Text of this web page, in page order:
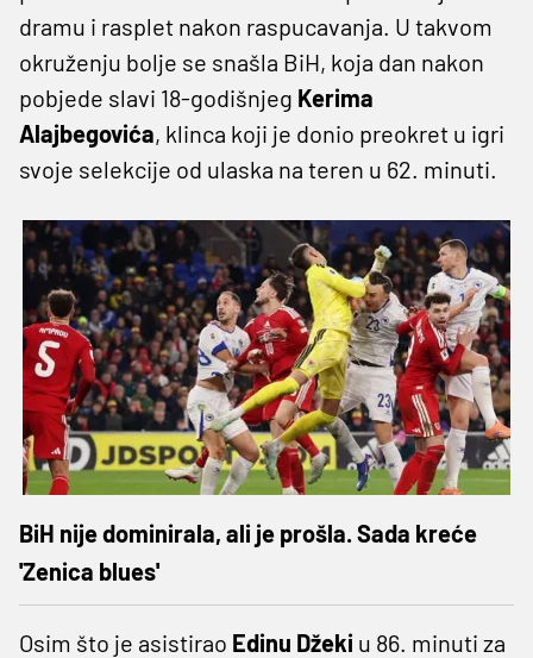
dramu i rasplet nakon raspucavanja. U takvom
okruženju bolje se snašla BiH, koja dan nakon
pobjede slavi 18-godišnjeg Kerima
Alajbegovića, klinca koji je donio preokret u igri
svoje selekcije od ulaska na teren u 62. minuti.
BiH nije dominirala, ali je prošla. Sada kreće
'Zenica blues'
Osim što je asistirao Edinu Džeki u 86. minuti za